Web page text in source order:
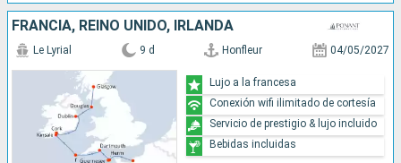
FRANCIA, REINO UNIDO, IRLANDA
Le Lyrial 9 d Honfleur 04/05/2027
Lujo a la francesa
Conexión wifi ilimitado de cortesía
Servicio de prestigio & lujo incluido
Bebidas incluidas